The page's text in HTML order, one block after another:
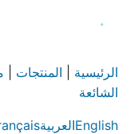
الرئيسية المنتجات
الشائعة
Englishالعربية